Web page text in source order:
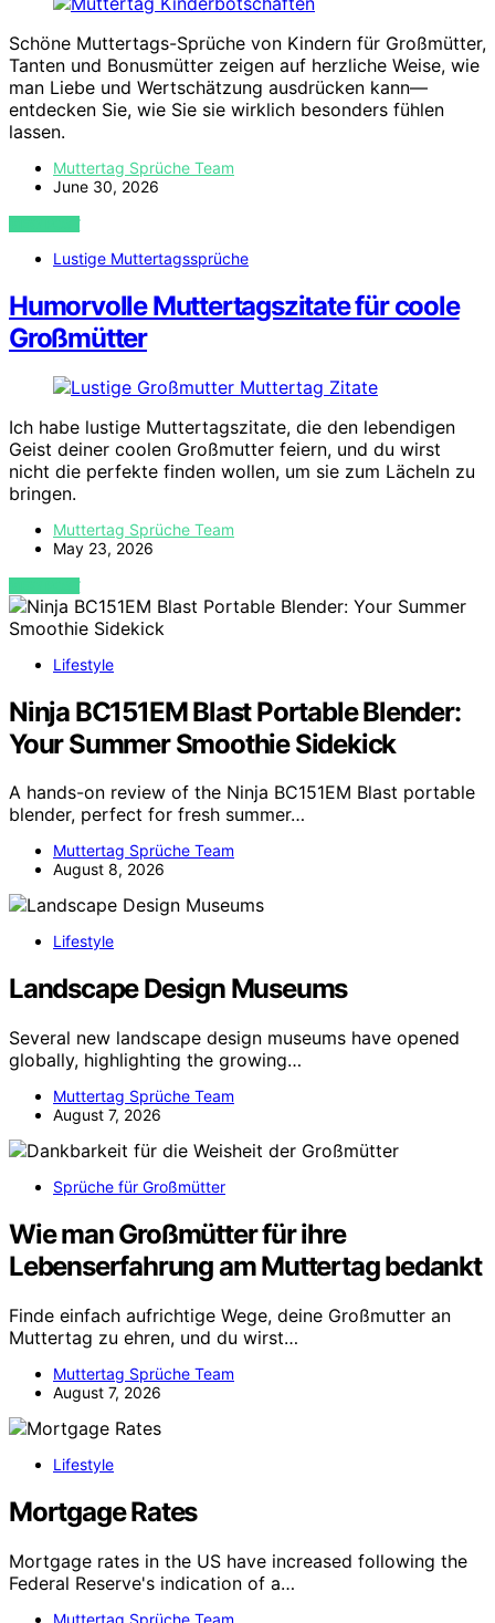
Schöne Muttertags-Sprüche von Kindern für Großmütter,
Tanten und Bonusmütter zeigen auf herzliche Weise, wie
man Liebe und Wertschätzung ausdrücken kann—
entdecken Sie, wie Sie sie wirklich besonders fühlen
lassen.
Muttertag Sprüche Team
June 30, 2026
VIEW POST
Lustige Muttertagssprüche
Humorvolle Muttertagszitate für coole
Großmütter
Ich habe lustige Muttertagszitate, die den lebendigen
Geist deiner coolen Großmutter feiern, und du wirst
nicht die perfekte finden wollen, um sie zum Lächeln zu
bringen.
Muttertag Sprüche Team
May 23, 2026
VIEW POST
Lifestyle
Ninja BC151EM Blast Portable Blender:
Your Summer Smoothie Sidekick
A hands-on review of the Ninja BC151EM Blast portable
blender, perfect for fresh summer…
Muttertag Sprüche Team
August 8, 2026
Lifestyle
Landscape Design Museums
Several new landscape design museums have opened
globally, highlighting the growing…
Muttertag Sprüche Team
August 7, 2026
Sprüche für Großmütter
Wie man Großmütter für ihre
Lebenserfahrung am Muttertag bedankt
Finde einfach aufrichtige Wege, deine Großmutter an
Muttertag zu ehren, und du wirst…
Muttertag Sprüche Team
August 7, 2026
Lifestyle
Mortgage Rates
Mortgage rates in the US have increased following the
Federal Reserve's indication of a…
Muttertag Sprüche Team